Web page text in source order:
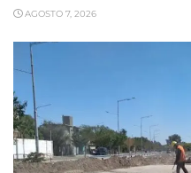
AGOSTO 7, 2026